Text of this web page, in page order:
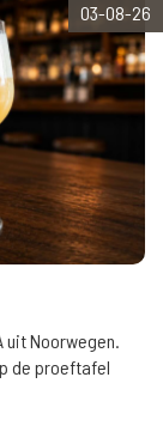
03-08-26
uit Noorwegen.
de proeftafel